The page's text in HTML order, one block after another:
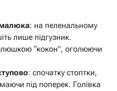
малюка: на пеленальному
лише підгузник.
“кокон”, оголюючи
: спочатку стоптки,
під поперек. Голівка